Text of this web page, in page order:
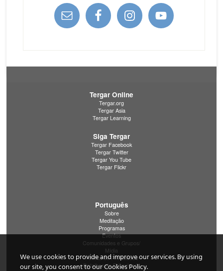
Tergar Online
Tergar.org
Tergar Asia
Tergar Learning
Siga Tergar
Tergar Facebook
Tergar Twitter
Tergar You Tube
Tergar Flickr
Português
Sobre
Meditação
Programas
Eventos
Comunidades e Grupos/
Mídia
Política de Privacidade
Detalhes de Privacidade
We use cookies to provide and improve our services. By using
our site, you consent to our Cookies Policy.